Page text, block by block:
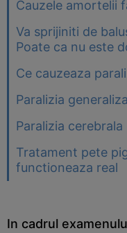
Cauzele amortelii
Va sprijiniti de
Poate ca nu este
Ce cauzeaza
Paralizia
Paralizia cerebrala
Tratament pete
functioneaza real
In cadrul